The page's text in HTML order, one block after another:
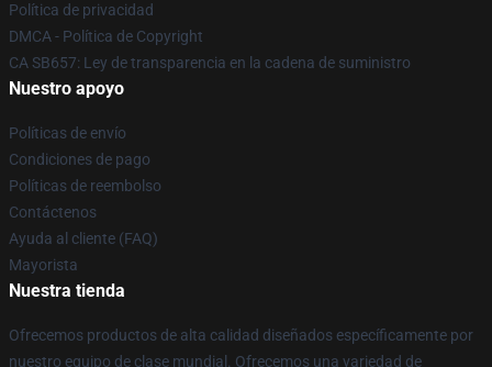
Política de privacidad
DMCA - Política de Copyright
CA SB657: Ley de transparencia en la cadena de suministro
Nuestro apoyo
Políticas de envío
Condiciones de pago
Políticas de reembolso
Contáctenos
Ayuda al cliente (FAQ)
Mayorista
Nuestra tienda
Ofrecemos productos de alta calidad diseñados específicamente por
nuestro equipo de clase mundial. Ofrecemos una variedad de